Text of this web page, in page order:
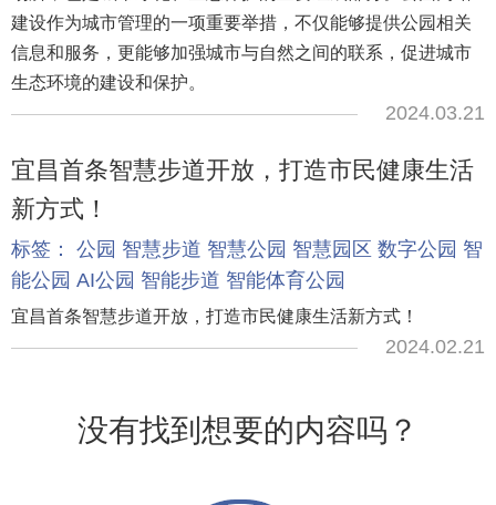
建设作为城市管理的一项重要举措，不仅能够提供公园相关
信息和服务，更能够加强城市与自然之间的联系，促进城市
生态环境的建设和保护。
2024.03.21
宜昌首条智慧步道开放，打造市民健康生活
新方式！
标签： 公园 智慧步道 智慧公园 智慧园区 数字公园 智
能公园 AI公园 智能步道 智能体育公园
宜昌首条智慧步道开放，打造市民健康生活新方式！
2024.02.21
没有找到想要的内容吗？